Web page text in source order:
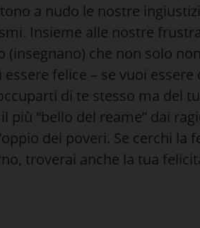
a nudo le nostre
Insieme alle nostre
(insegnano) che non solo
felice – se vuoi
di te stesso ma del
più “bello del reame” dai
dei poveri. Se cerchi la
troverai anche la tua